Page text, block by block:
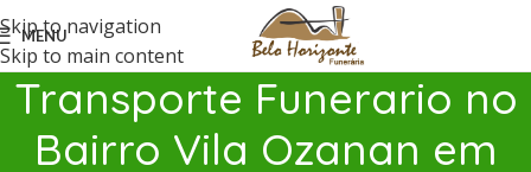
Skip to navigation
Skip to main content
MENU
Transporte Funerario no
Bairro Vila Ozanan em